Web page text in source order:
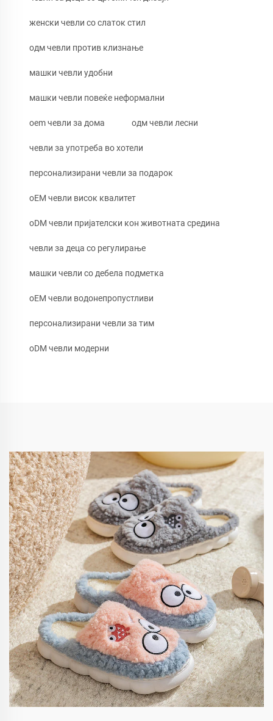
женски чевли со слаток стил
одм чевли против клизнање
машки чевли удобни
машки чевли повеќе неформални
oem чевли за дома одм чевли лесни
чевли за употреба во хотели
персонализирани чевли за подарок
oEM чевли висок квалитет
oDM чевли пријателски кон животната средина
чевли за деца со регулирање
машки чевли со дебела подметка
oEM чевли водонепропустливи
персонализирани чевли за тим
oDM чевли модерни